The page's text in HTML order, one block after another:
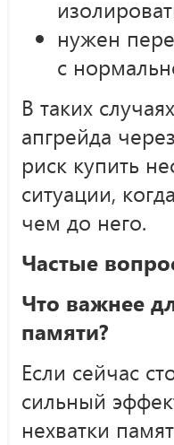
нужен
с
В таких
апгрейда через
риск купить
ситуации,
чем до него.
Частые
Что важнее
памяти?
Если сейчас
сильный
нехватки